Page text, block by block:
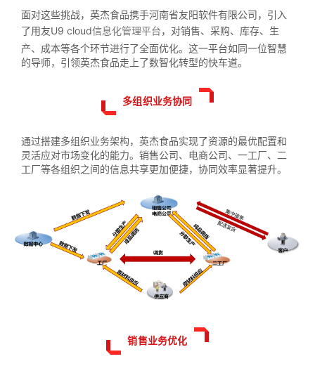
面对这些挑战，英杰食品携手河南省友阳软件有限公司，引入
了用友U9 cloud信息化管理平台，对销售、采购、库存、生
产、成本等各个环节进行了全面优化。这一平台如同一位智慧
的导师，引领英杰食品走上了数智化转型的快车道。
多组织业务协同
通过搭建多组织业务架构，英杰食品实现了资源的最优配置和
灵活应对市场变化的能力。销售公司、电商公司、一工厂、二
工厂等各组织之间的信息共享更加便捷，协同效率显著提升。
销售业务优化